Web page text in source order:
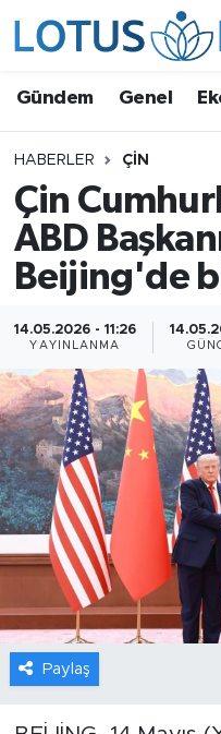
Gündem Genel
HABERLER ÇIN
Çin
ABD
Beijing'de
14.05.2026 - 11:26
YAYINLANMA
Paylaş
Ekonomi
Dünya
Politika
Bilim ve
Çin Fuarları
Gündem
Video
Sağlık